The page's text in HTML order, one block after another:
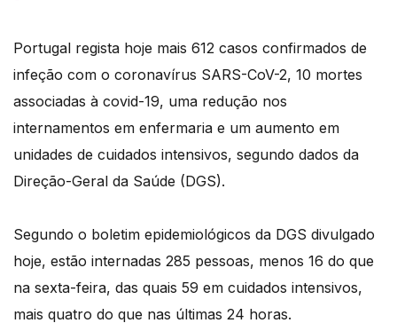
Portugal regista hoje mais 612 casos confirmados de
infeção com o coronavírus SARS-CoV-2, 10 mortes
associadas à covid-19, uma redução nos
internamentos em enfermaria e um aumento em
unidades de cuidados intensivos, segundo dados da
Direção-Geral da Saúde (DGS).
Segundo o boletim epidemiológicos da DGS divulgado
hoje, estão internadas 285 pessoas, menos 16 do que
na sexta-feira, das quais 59 em cuidados intensivos,
mais quatro do que nas últimas 24 horas.